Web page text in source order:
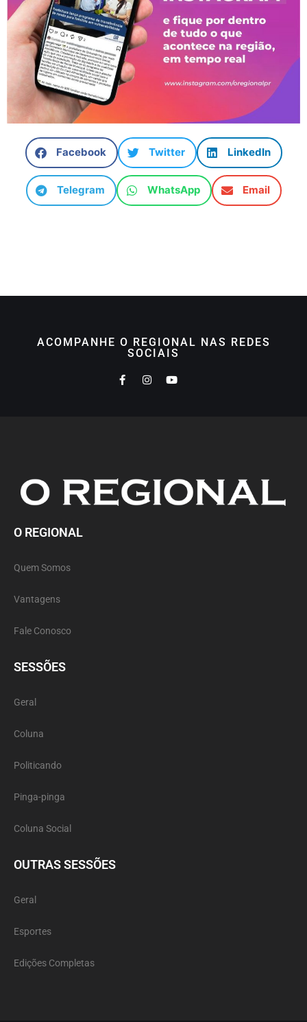
Facebook Twitter LinkedIn
Telegram WhatsApp Email
ACOMPANHE O REGIONAL NAS REDES
SOCIAIS
O REGIONAL
Quem Somos
Vantagens
Fale Conosco
SESSÕES
Geral
Coluna
Politicando
Pinga-pinga
Coluna Social
OUTRAS SESSÕES
Geral
Esportes
Edições Completas